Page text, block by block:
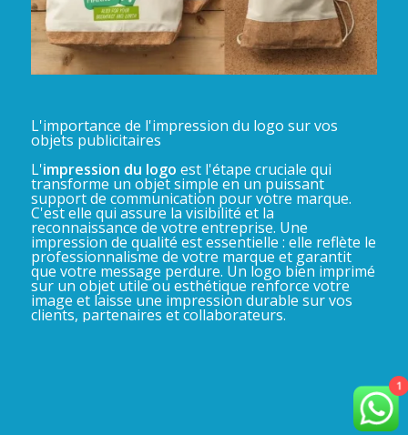
L'importance de l'impression du logo sur vos
objets publicitaires
L'impression du logo est l'étape cruciale qui
transforme un objet simple en un puissant
support de communication pour votre marque.
C'est elle qui assure la visibilité et la
reconnaissance de votre entreprise. Une
impression de qualité est essentielle : elle reflète le
professionnalisme de votre marque et garantit
que votre message perdure. Un logo bien imprimé
sur un objet utile ou esthétique renforce votre
image et laisse une impression durable sur vos
clients, partenaires et collaborateurs.
1